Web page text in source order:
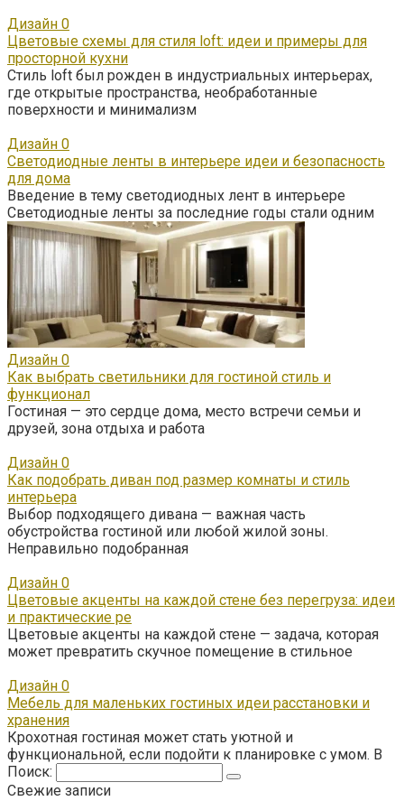
Дизайн 0
Цветовые схемы для стиля loft: идеи и примеры для
просторной кухни
Стиль loft был рожден в индустриальных интерьерах,
где открытые пространства, необработанные
поверхности и минимализм
Дизайн 0
Светодиодные ленты в интерьере идеи и безопасность
для дома
Введение в тему светодиодных лент в интерьере
Светодиодные ленты за последние годы стали одним
Дизайн 0
Как выбрать светильники для гостиной стиль и
функционал
Гостиная — это сердце дома, место встречи семьи и
друзей, зона отдыха и работа
Дизайн 0
Как подобрать диван под размер комнаты и стиль
интерьера
Выбор подходящего дивана — важная часть
обустройства гостиной или любой жилой зоны.
Неправильно подобранная
Дизайн 0
Цветовые акценты на каждой стене без перегруза: идеи
и практические ре
Цветовые акценты на каждой стене — задача, которая
может превратить скучное помещение в стильное
Дизайн 0
Мебель для маленьких гостиных идеи расстановки и
хранения
Крохотная гостиная может стать уютной и
функциональной, если подойти к планировке с умом. В
Поиск:
Свежие записи